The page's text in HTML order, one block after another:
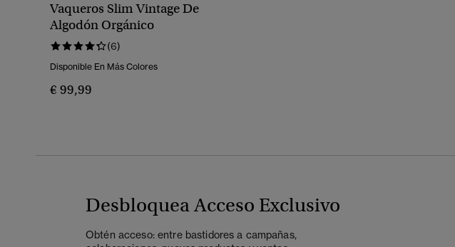
Vaqueros Slim Vintage De
Algodón Orgánico
(6)
Disponible En Más Colores
€ 99,99
Desbloquea Acceso Exclusivo
Obtén acceso: entre bastidores a campañas,